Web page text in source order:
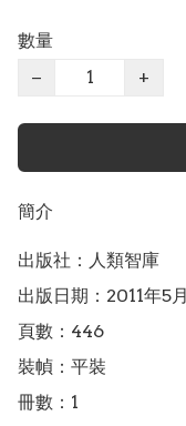
數量
−
+
簡介
出版社：人類智庫
出版日期：2011年5月
頁數：446
裝幀：平裝
冊數：1